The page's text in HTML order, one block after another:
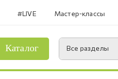
#LIVE Мастер-классы
Каталог Все разделы